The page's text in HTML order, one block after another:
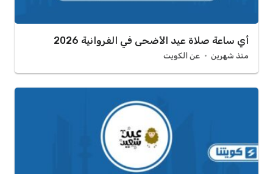
أي ساعة صلاة عيد الأضحى في الفروانية 2026
منذ شهرين عن الكويت